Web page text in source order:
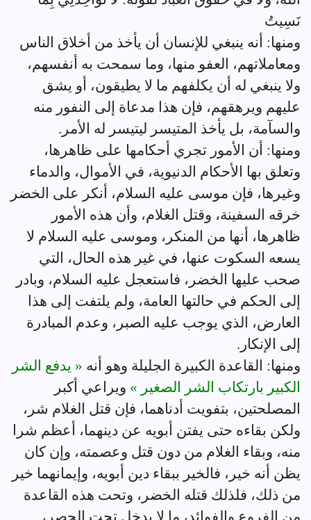
نَسِيتُ
ومنها: أنه ينبغي للإنسان أن يأخذ من أخلاق الناس
ومعاملاتهم، العفو منها، وما سمحت به أنفسهم،
ولا ينبغي له أن يكلفهم ما لا يطيقون، أو يشق
عليهم ويرهقهم، فإن هذا مدعاة إلى النفور منه
والسآمة، بل يأخذ المتيسر ليتيسر له الأمر.
ومنها: أن الأمور تجري أحكامها على ظاهرها،
وتعلق بها الأحكام الدنيوية، في الأموال، والدماء
وغيرها، فإن موسى عليه السلام، أنكر على الخضر
خرقه السفينة، وقتل الغلام، وأن هذه الأمور
ظاهرها، أنها من المنكر، وموسى عليه السلام لا
يسعه السكوت عنها، في غير هذه الحال، التي
صحب عليها الخضر، فاستعجل عليه السلام، وبادر
إلى الحكم في حالتها العامة، ولم يلتفت إلى هذا
العارض، الذي يوجب عليه الصبر، وعدم المبادرة
إلى الإنكار.
ومنها: القاعدة الكبيرة الجليلة وهو أنه « يدفع الشر
الكبير بارتكاب الشر الصغير » ويراعي أكبر
المصلحتين، بتفويت أدناهما، فإن قتل الغلام شر،
ولكن بقاءه حتى يفتن أبويه عن دينهما، أعظم شرا
منه، وبقاء الغلام من دون قتل وعصمته، وإن كان
يظن أنه خير، فالخير ببقاء دين أبويه، وإيمانهما خير
من ذلك، فلذلك قتله الخضر، وتحت هذه القاعدة